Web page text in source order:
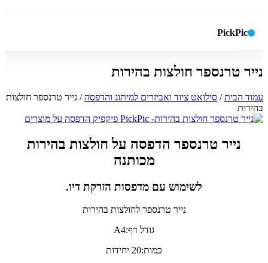
PickPic
חפש
נייר טרנספר חולצות בהירות
עמוד הבית/ סילואט ציוד ואביזרים למיתוג והדפסה/ נייר טרנספר חולצות
בהירות
נייר טרנספר הדפסה על חולצות בהירות
מכותנה
לשימוש עם מדפסות הזרקת דיו.
נייר טרנספר לחולצות בהירות
גודל דף:A4
כמות:20 יחידות